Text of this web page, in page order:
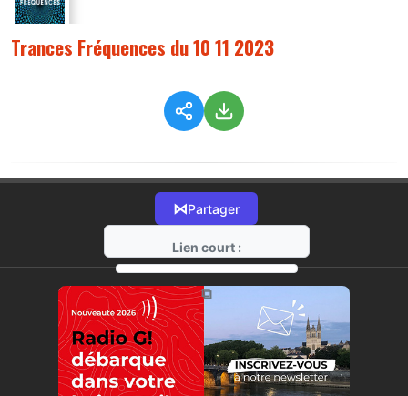
Trances Fréquences du 10 11 2023
⋈Partager
Lien court :
https://radio-g.fr?12965
⧉